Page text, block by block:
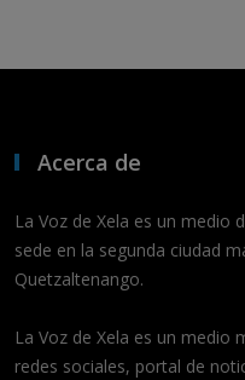
Acerca de
La Voz de Xela es un medio
sede en la segunda ciudad
Quetzaltenango.
La Voz de Xela es un medio
redes sociales, portal de